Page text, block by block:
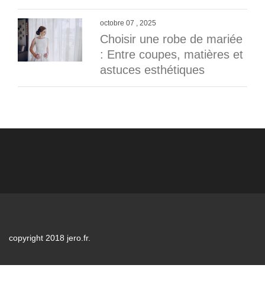
octobre 07 , 2025
Choisir une robe de mariée
: Entre coupes, matières et
astuces esthétiques
copyright 2018 jero.fr.